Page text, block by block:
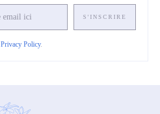
S'INSCRIRE
Privacy Policy.